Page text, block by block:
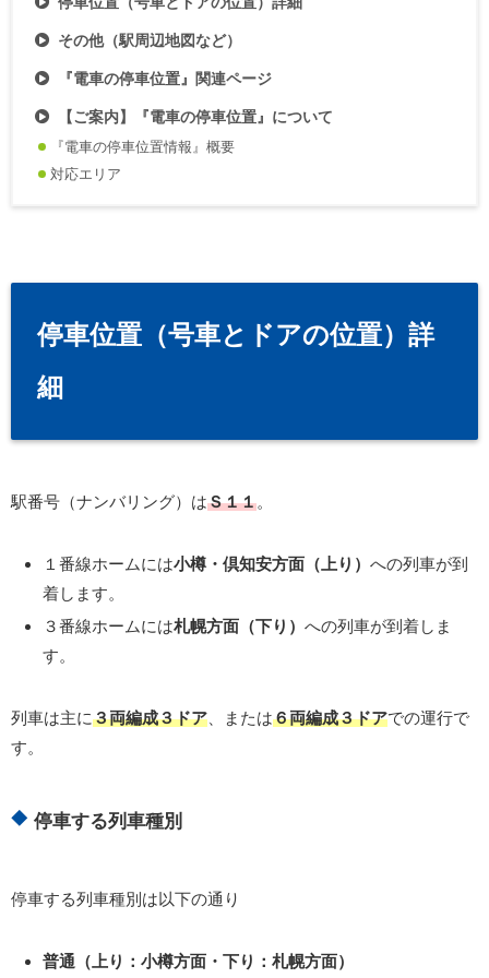
その他（駅周辺地図など）
『電車の停車位置』関連ページ
【ご案内】『電車の停車位置』について
『電車の停車位置情報』概要
対応エリア
停車位置（号車とドアの位置）詳
細
駅番号（ナンバリング）はＳ１１。
１番線ホームには小樽・倶知安方面（上り） への列車が到
着します。
３番線ホームには札幌方面（下り） への列車が到着しま
す。
列車は主に３両編成３ドア 、または６両編成３ドアでの運行で
す。
停車する列車種別
停車する列車種別は以下の通り
普通（上り：小樽方面・下り：札幌方面）